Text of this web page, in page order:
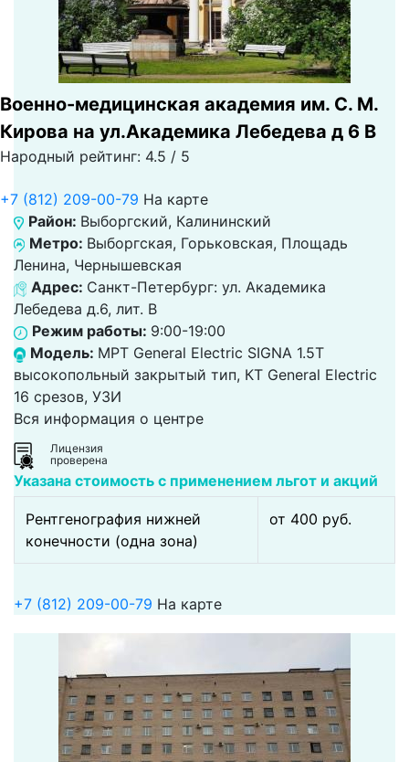
Военно-медицинская академия им. С. М.
Кирова на ул.Академика Лебедева д 6 В
Народный рейтинг: 4.5 / 5
+7 (812) 209-00-79 На карте
Район: Выборгский, Калининский
Метро: Выборгская, Горьковская, Площадь
Ленина, Чернышевская
Адрес: Санкт-Петербург: ул. Академика
Лебедева д.6, лит. В
Режим работы: 9:00-19:00
Модель: МРТ General Electric SIGNA 1.5T
высокопольный закрытый тип, КТ General Electric
16 срезов, УЗИ
Вся информация о центре
Лицензия
проверена
Указана стоимость с применением льгот и акций
Рентгенография нижней
конечности (одна зона)
от 400 pуб.
+7 (812) 209-00-79 На карте